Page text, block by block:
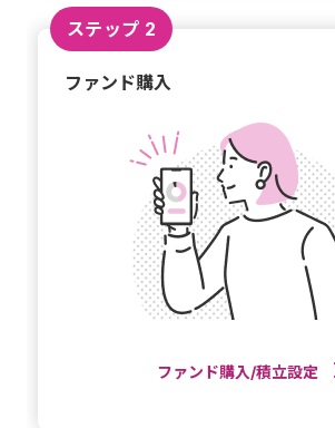
ステップ 2
ファンド購入
ファンド購入/積立設定